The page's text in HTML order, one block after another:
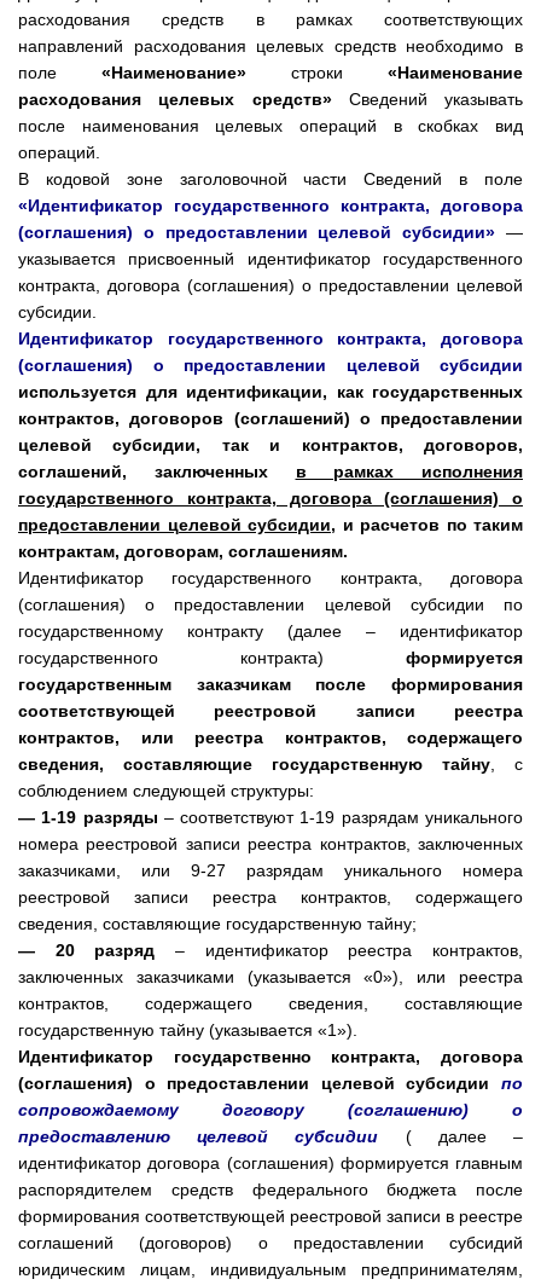
расходования средств в рамках соответствующих
направлений расходования целевых средств необходимо в
поле «Наименование» строки «Наименование
расходования целевых средств»Сведений указывать
после наименования целевых операций в скобках вид
операций.
В кодовой зоне заголовочной части Сведений в поле
«Идентификатор государственного контракта, договора
(соглашения) о предоставлении целевой субсидии» —
указывается присвоенный идентификатор государственного
контракта, договора (соглашения) о предоставлении целевой
субсидии.
Идентификатор государственного контракта, договора
(соглашения) о предоставлении целевой субсидии
используется для идентификации, как государственных
контрактов, договоров (соглашений) о предоставлении
целевой субсидии, так и контрактов, договоров,
соглашений, заключенных в рамках исполнения
государственного контракта, договора (соглашения) о
предоставлении целевой субсидии, и расчетов по таким
контрактам, договорам, соглашениям.
Идентификатор государственного контракта, договора
(соглашения) о предоставлении целевой субсидии по
государственному контракту (далее – идентификатор
государственного контракта) формируется
государственным заказчикам после формирования
соответствующей реестровой записи реестра
контрактов, или реестра контрактов, содержащего
сведения, составляющие государственную тайну, с
соблюдением следующей структуры:
— 1-19 разряды – соответствуют 1-19 разрядам уникального
номера реестровой записи реестра контрактов, заключенных
заказчиками, или 9-27 разрядам уникального номера
реестровой записи реестра контрактов, содержащего
сведения, составляющие государственную тайну;
— 20 разряд – идентификатор реестра контрактов,
заключенных заказчиками (указывается «0»), или реестра
контрактов, содержащего сведения, составляющие
государственную тайну (указывается «1»).
Идентификатор государственно контракта, договора
(соглашения) о предоставлении целевой субсидии по
сопровождаемому договору (соглашению) о
предоставлению целевой субсидии
( далее –
идентификатор договора (соглашения) формируется главным
распорядителем средств федерального бюджета после
формирования соответствующей реестровой записи в реестре
соглашений (договоров) о предоставлении субсидий
юридическим лицам, индивидуальным предпринимателям,